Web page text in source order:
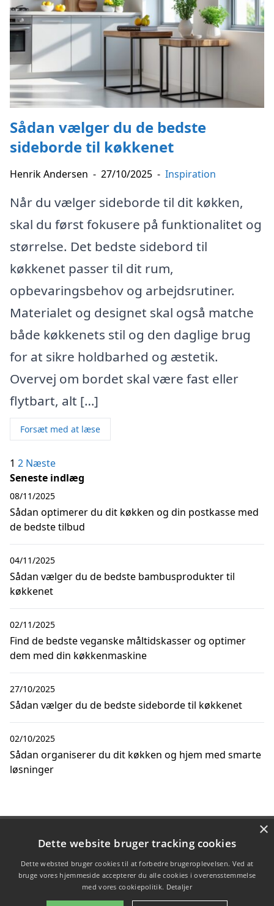
Sådan vælger du de bedste
sideborde til køkkenet
Henrik Andersen - 27/10/2025 - Inspiration
Når du vælger sideborde til dit køkken,
skal du først fokusere på funktionalitet og
størrelse. Det bedste sidebord til
køkkenet passer til dit rum,
opbevaringsbehov og arbejdsrutiner.
Materialet og designet skal også matche
både køkkenets stil og den daglige brug
for at sikre holdbarhed og æstetik.
Overvej om bordet skal være fast eller
flytbart, alt […]
Forsæt med at læse
Indlægsinddeling
1 2 Næste
Seneste indlæg
Sådan optimerer du dit køkken og din postkasse med
de bedste tilbud
08/11/2025
Sådan vælger du de bedste bambusprodukter til
køkkenet
04/11/2025
Find de bedste veganske måltidskasser og optimer
dem med din køkkenmaskine
02/11/2025
Sådan vælger du de bedste sideborde til køkkenet
27/10/2025
Sådan organiserer du dit køkken og hjem med smarte
løsninger
02/10/2025
Forside
Om / kontakt Blog Betingelser
×
Dette website bruger tracking cookies
Dette websted bruger cookies til at forbedre brugeroplevelsen. Ved at
bruge vores hjemmeside accepterer du alle cookies i overensstemmelse
med vores cookiepolitik. Detaljer